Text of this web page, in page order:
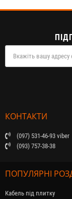
КОНТАКТИ
(097) 531-46-93 viber
(093) 757-38-38
ПОПУЛЯРНІ
Кабель під плитку